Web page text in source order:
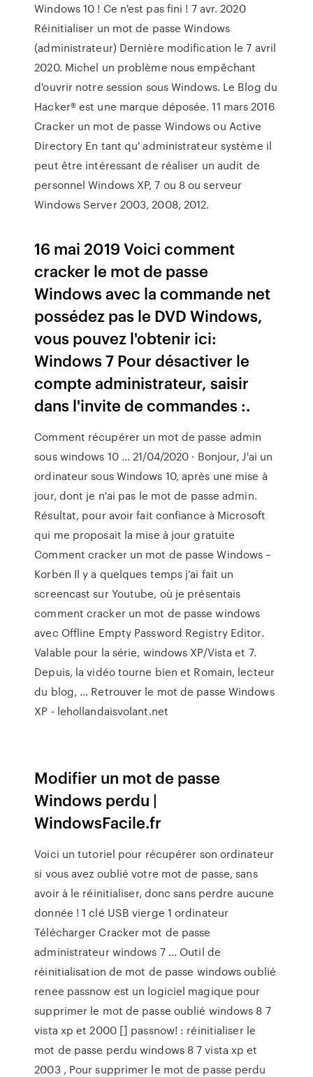
Windows 10 ! Ce n'est pas fini ! 7 avr. 2020
Réinitialiser un mot de passe Windows
(administrateur) Dernière modification le 7 avril
2020. Michel un problème nous empêchant
d'ouvrir notre session sous Windows. Le Blog du
Hacker® est une marque déposée. 11 mars 2016
Cracker un mot de passe Windows ou Active
Directory En tant qu' administrateur système il
peut être intéressant de réaliser un audit de
personnel Windows XP, 7 ou 8 ou serveur
Windows Server 2003, 2008, 2012.
16 mai 2019 Voici comment
cracker le mot de passe
Windows avec la commande net
possédez pas le DVD Windows,
vous pouvez l'obtenir ici:
Windows 7 Pour désactiver le
compte administrateur, saisir
dans l'invite de commandes :.
Comment récupérer un mot de passe admin
sous windows 10 ... 21/04/2020 · Bonjour, J'ai un
ordinateur sous Windows 10, après une mise à
jour, dont je n'ai pas le mot de passe admin.
Résultat, pour avoir fait confiance à Microsoft
qui me proposait la mise à jour gratuite
Comment cracker un mot de passe Windows –
Korben Il y a quelques temps j’ai fait un
screencast sur Youtube, où je présentais
comment cracker un mot de passe windows
avec Offline Empty Password Registry Editor.
Valable pour la série, windows XP/Vista et 7.
Depuis, la vidéo tourne bien et Romain, lecteur
du blog, … Retrouver le mot de passe Windows
XP - lehollandaisvolant.net
Modifier un mot de passe
Windows perdu |
WindowsFacile.fr
Voici un tutoriel pour récupérer son ordinateur
si vous avez oublié votre mot de passe, sans
avoir à le réinitialiser, donc sans perdre aucune
donnée ! 1 clé USB vierge 1 ordinateur
Télécharger Cracker mot de passe
administrateur windows 7 ... Outil de
réinitialisation de mot de passe windows oublié
renee passnow est un logiciel magique pour
supprimer le mot de passe oublié windows 8 7
vista xp et 2000 [] passnow! : réinitialiser le
mot de passe perdu windows 8 7 vista xp et
2003 , Pour supprimer le mot de passe perdu